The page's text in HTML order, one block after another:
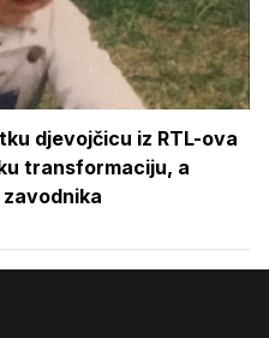
djevojčicu iz RTL-ova
transformaciju, a